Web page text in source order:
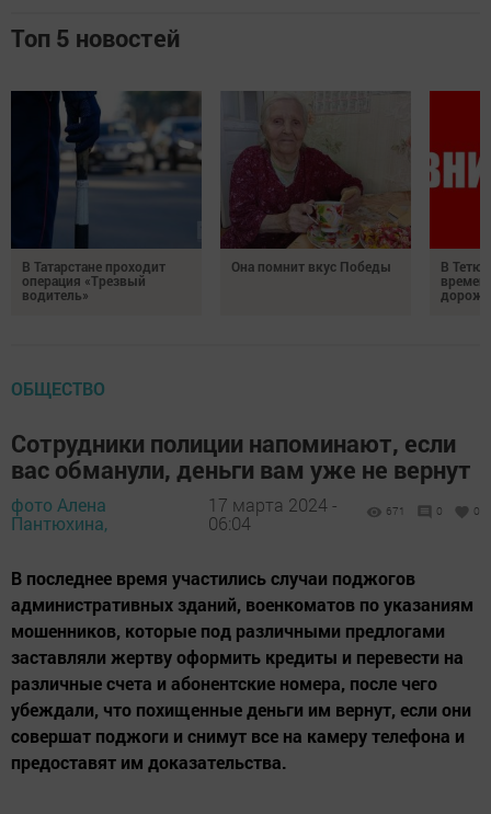
Топ 5 новостей
В Татарстане проходит
операция «Трезвый
водитель»
Она помнит вкус Победы
В
ОБЩЕСТВО
Сотрудники полиции напоминают, если
вас обманули, деньги вам уже не вернут
фото Алена
Пантюхина,
17 марта 2024 -
06:04
671 0 0
В последнее время участились случаи поджогов
административных зданий, военкоматов по указаниям
мошенников, которые под различными предлогами
заставляли жертву оформить кредиты и перевести на
различные счета и абонентские номера, после чего
убеждали, что похищенные деньги им вернут, если они
совершат поджоги и снимут все на камеру телефона и
предоставят им доказательства.